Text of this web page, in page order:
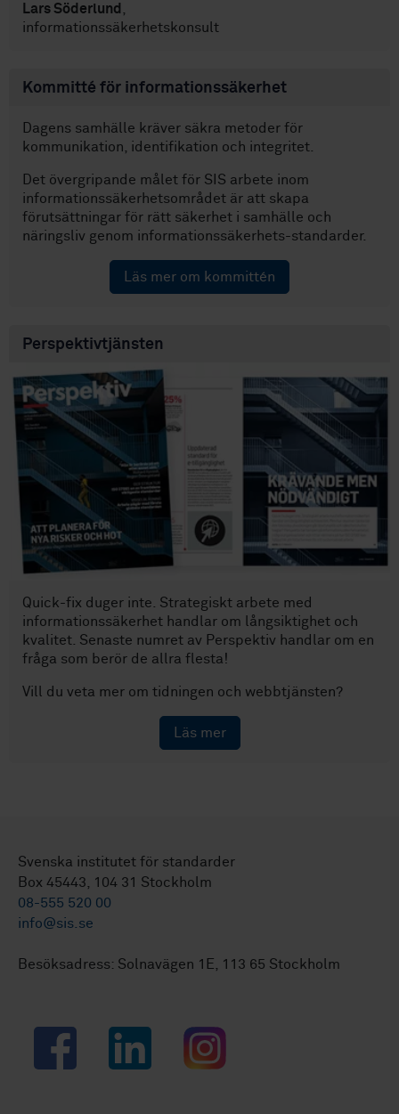
Lars Söderlund
informationssäkerhetskonsult
Kommitté för informationssäkerhet
Dagens samhälle kräver säkra metoder för
kommunikation, identifikation och integritet.
Det övergripande målet för SIS arbete inom
informations­säkerhets­området är att skapa
förutsättningar för rätt säkerhet i samhälle och
näringsliv genom informationssäkerhets-standarder.
Läs mer om kommittén
Perspektivtjänsten
Quick-fix duger inte. Strategiskt arbete med
informationssäkerhet handlar om långsiktighet och
kvalitet. Senaste numret av Perspektiv handlar om en
fråga som berör de allra flesta!
Vill du veta mer om tidningen och webbtjänsten?
Läs mer
Svenska institutet för standarder
Box 45443, 104 31 Stockholm
08-555 520 00
info@sis.se
Besöksadress: Solnavägen 1E, 113 65 Stockholm
Facebook LinkedIn Instagram